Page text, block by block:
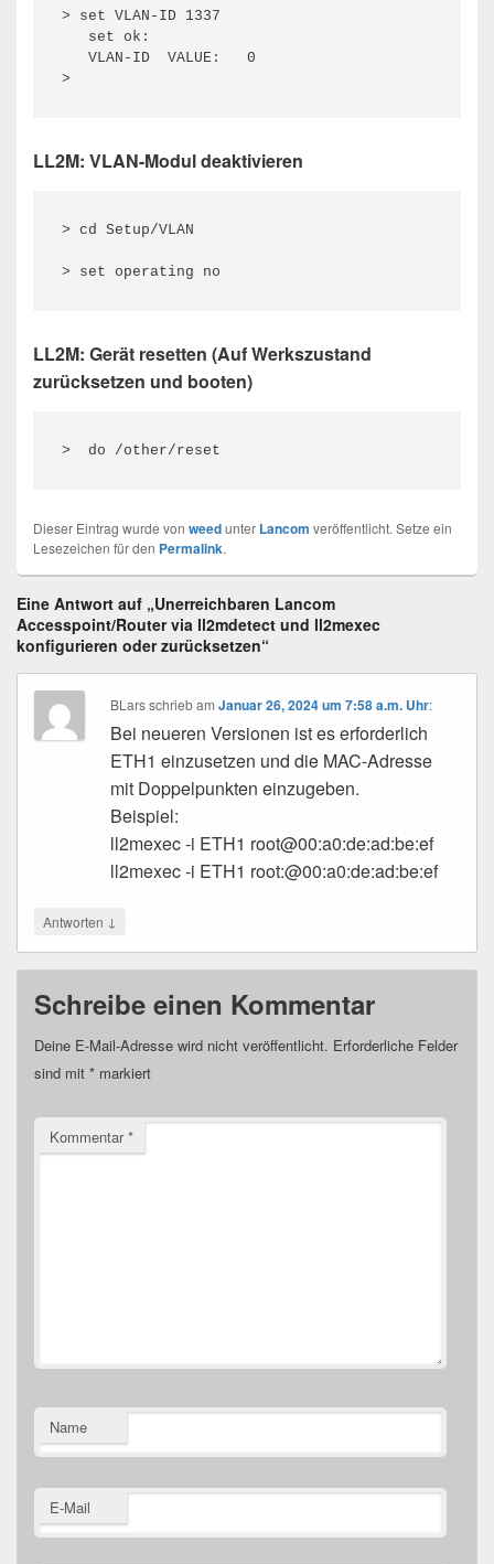
> set VLAN-ID 1337
>
LL2M: VLAN-Modul deaktivieren
> cd Setup/VLAN
> set operating no
LL2M: Gerät resetten (Auf Werkszustand
zurücksetzen und booten)
>  do /other/reset
Dieser Eintrag wurde von weedunter Lancom veröffentlicht. Setze ein
Lesezeichen für den Permalink.
Eine Antwort auf „Unerreichbaren Lancom
Accesspoint/Router via ll2mdetect und ll2mexec
konfigurieren oder zurücksetzen“
BLars schriebamJanuar 26, 2024 um 7:58 a.m. Uhr:
Bei neueren Versionen ist es erforderlich
ETH1 einzusetzen und die MAC-Adresse
mit Doppelpunkten einzugeben.
Beispiel:
ll2mexec -i ETH1 root@00:a0:de:ad:be:ef
ll2mexec -i ETH1 root:@00:a0:de:ad:be:ef
Antworten ↓
Schreibe einen Kommentar
Deine E-Mail-Adresse wird nicht veröffentlicht. Erforderliche Felder
sind mit * markiert
Kommentar*
Name
E-Mail